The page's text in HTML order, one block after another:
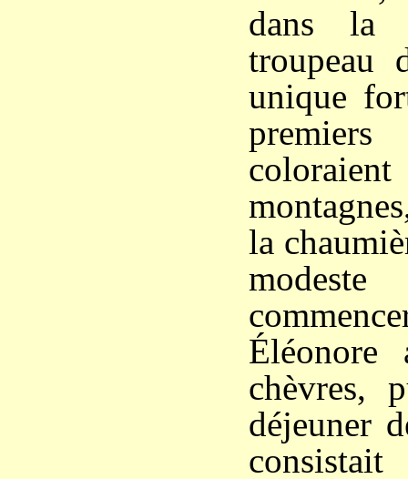
dans la
troupeau
unique
la
Éléonore
chèvres,
déjeuner